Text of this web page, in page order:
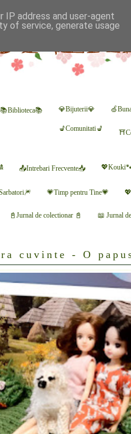
📚Biblioteca📚 💎Bijuterii💎
💺Comunitati💺
📤Intrebari Frecvente📥
💗Timp pentru Tine💗
📓Jurnal de colectionar 📓 📖 Jurnal
cuvinte - O
IP address and user-agent
of service, generate usage